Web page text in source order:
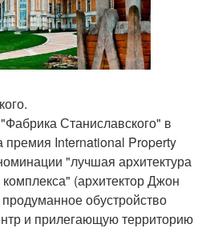
Станиславского" в
премия International Property
"лучшая архитектура
(архитектор Джон
обустройство
и прилегающую территорию